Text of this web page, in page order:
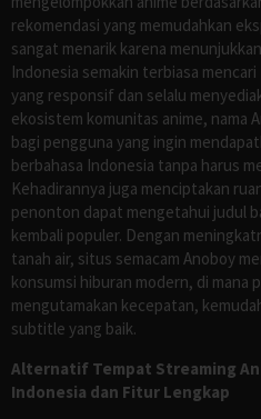
rekomendasi yang memudahkan
sangat menarik karena
Indonesia semakin terbiasa
yang responsif dan selalu
ekosistem komunitas anime, nama
bagi pengguna yang ingin
berbahasa Indonesia tanpa harus
Kehadirannya juga menciptakan
penonton dapat mengetahui judul
kembali populer. Dengan
tanah air, situs semacam Anoboy
konsumsi hiburan modern, di mana
mengutamakan kecepatan,
subtitle yang baik.
Alternatif Tempat Streaming
Indonesia dan Fitur Lengkap